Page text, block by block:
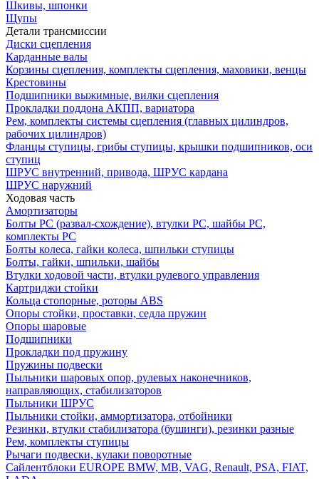
Шкивы, шпонки
Щупы
Детали трансмиссии
Диски сцепления
Карданные валы
Корзины сцепления, комплекты сцепления, маховики, венцы
Крестовины
Подшипники выжимные, вилки сцепления
Прокладки поддона АКПП, вариатора
Рем, комплекты системы сцепления (главных цилиндров,
рабочих цилиндров)
Фланцы ступицы, грибы ступицы, крышки подшипников, оси
ступиц
ШРУС внутренний, привода, ШРУС кардана
ШРУС наружний
Ходовая часть
Амортизаторы
Болты РС (развал-схождение), втулки РС, шайбы РС,
комплекты РС
Болты колеса, гайки колеса, шпильки ступицы
Болты, гайки, шпильки, шайбы
Втулки ходовой части, втулки рулевого управления
Картриджи стойки
Кольца стопорные, роторы ABS
Опоры стойки, проставки, седла пружин
Опоры шаровые
Подшипники
Прокладки под пружину
Пружины подвески
Пыльники шаровых опор, рулевых наконечников,
направляющих, стабилизаторов
Пыльники ШРУС
Пыльники стойки, аммортизатора, отбойники
Резинки, втулки стабилизатора (бушинги), резинки разные
Рем, комплекты ступицы
Рычаги подвески, кулаки поворотные
Сайлентблоки EUROPE BMW, MB, VAG, Renault, PSA, FIAT,